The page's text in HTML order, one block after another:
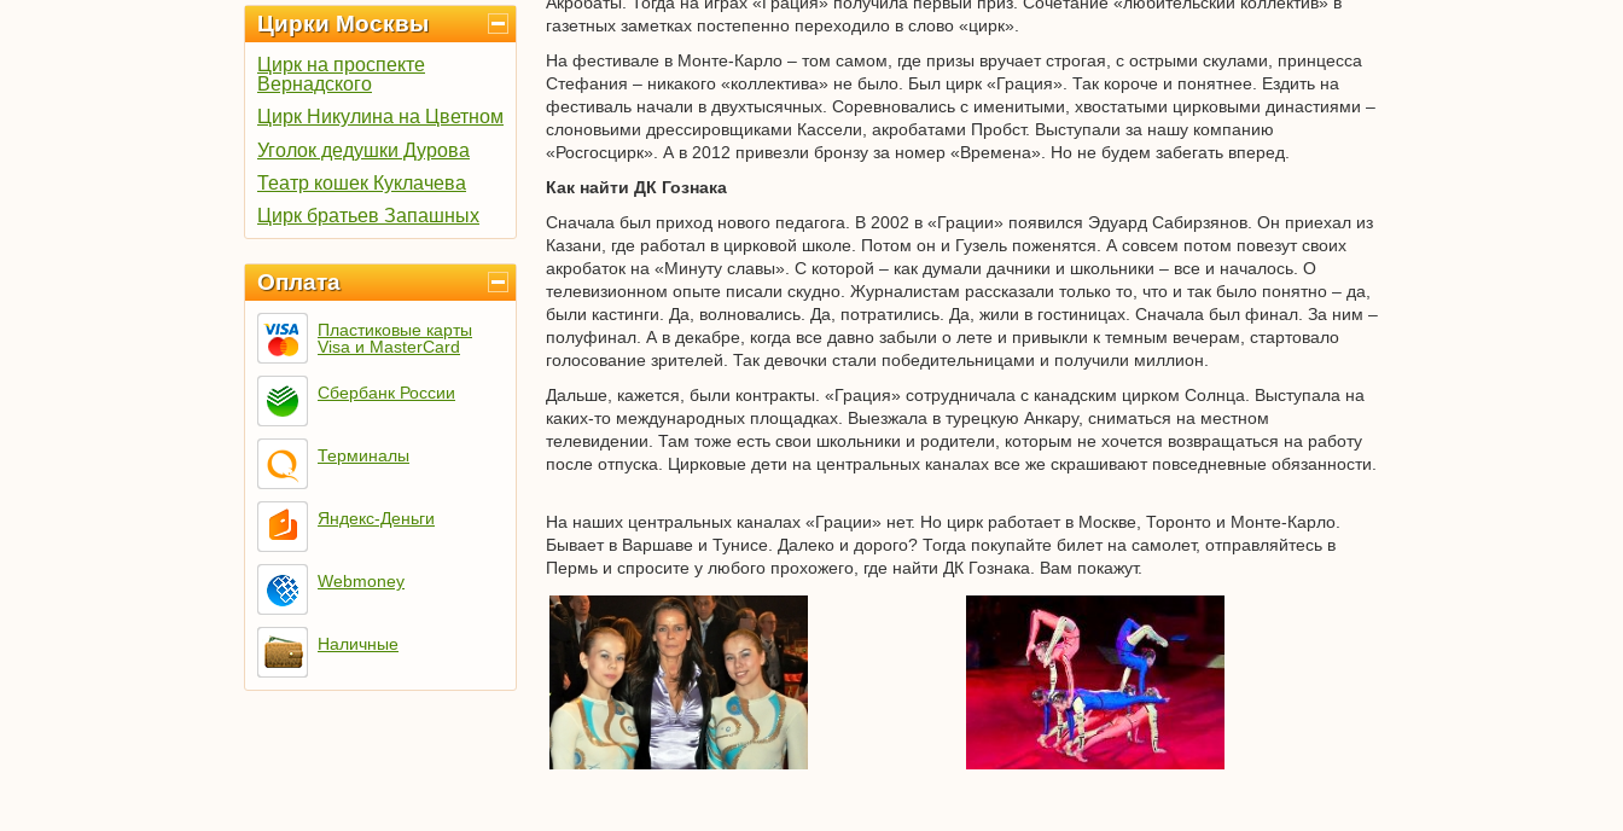
Цирки Москвы
Цирк на проспекте
Вернадского
Цирк Никулина на Цветном
Уголок дедушки Дурова
Театр кошек Куклачева
Цирк братьев Запашных
Оплата
Пластиковые карты
Visa и MasterCard
Сбербанк России
Терминалы
Яндекс-Деньги
Webmoney
Наличные
газетных заметках постепенно переходило в слово «цирк».
На фестивале в Монте-Карло – том самом, где призы вручает строгая, с острыми скулами, принцесса
Стефания – никакого «коллектива» не было. Был цирк «Грация». Так короче и понятнее. Ездить на
фестиваль начали в двухтысячных. Соревновались с именитыми, хвостатыми цирковыми династиями –
слоновьими дрессировщиками Кассели, акробатами Пробст. Выступали за нашу компанию
«Росгосцирк». А в 2012 привезли бронзу за номер «Времена». Но не будем забегать вперед.
Как найти ДК Гознака
Сначала был приход нового педагога. В 2002 в «Грации» появился Эдуард Сабирзянов. Он приехал из
Казани, где работал в цирковой школе. Потом он и Гузель поженятся. А совсем потом повезут своих
акробаток на «Минуту славы». С которой – как думали дачники и школьники – все и началось. О
телевизионном опыте писали скудно. Журналистам рассказали только то, что и так было понятно – да,
были кастинги. Да, волновались. Да, потратились. Да, жили в гостиницах. Сначала был финал. За ним –
полуфинал. А в декабре, когда все давно забыли о лете и привыкли к темным вечерам, стартовало
голосование зрителей. Так девочки стали победительницами и получили миллион.
Дальше, кажется, были контракты. «Грация» сотрудничала с канадским цирком Солнца. Выступала на
каких-то международных площадках. Выезжала в турецкую Анкару, сниматься на местном
телевидении. Там тоже есть свои школьники и родители, которым не хочется возвращаться на работу
после отпуска. Цирковые дети на центральных каналах все же скрашивают повседневные обязанности.
На наших центральных каналах «Грации» нет. Но цирк работает в Москве, Торонто и Монте-Карло.
Бывает в Варшаве и Тунисе. Далеко и дорого? Тогда покупайте билет на самолет, отправляйтесь в
Пермь и спросите у любого прохожего, где найти ДК Гознака. Вам покажут.